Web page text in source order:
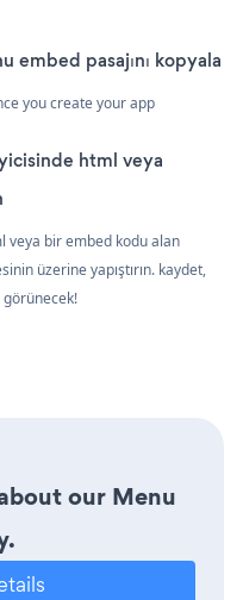
embed pasajını kopyala
you create your app
html veya
veya bir embed kodu alan
üzerine yapıştırın. kaydet,
görünecek!
our Menu